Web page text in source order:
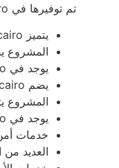
تم توفيرها في Three Sixty mall new cairo ما يلي:
يتميز Three Sixty mall new cairo بتوافر نظام إنذار الحريق المتطور.
المشروع
يوجد في Three Sixty mall new cairo نظام دوائر تليفزيونية. مغلق.
يضم Three Sixty mall new cairo الملاعب الرياضية.
المشروع
يوجد في Three Sixty mall new cairo مرافق التسويق المتنوعة.
خدمات
العديد